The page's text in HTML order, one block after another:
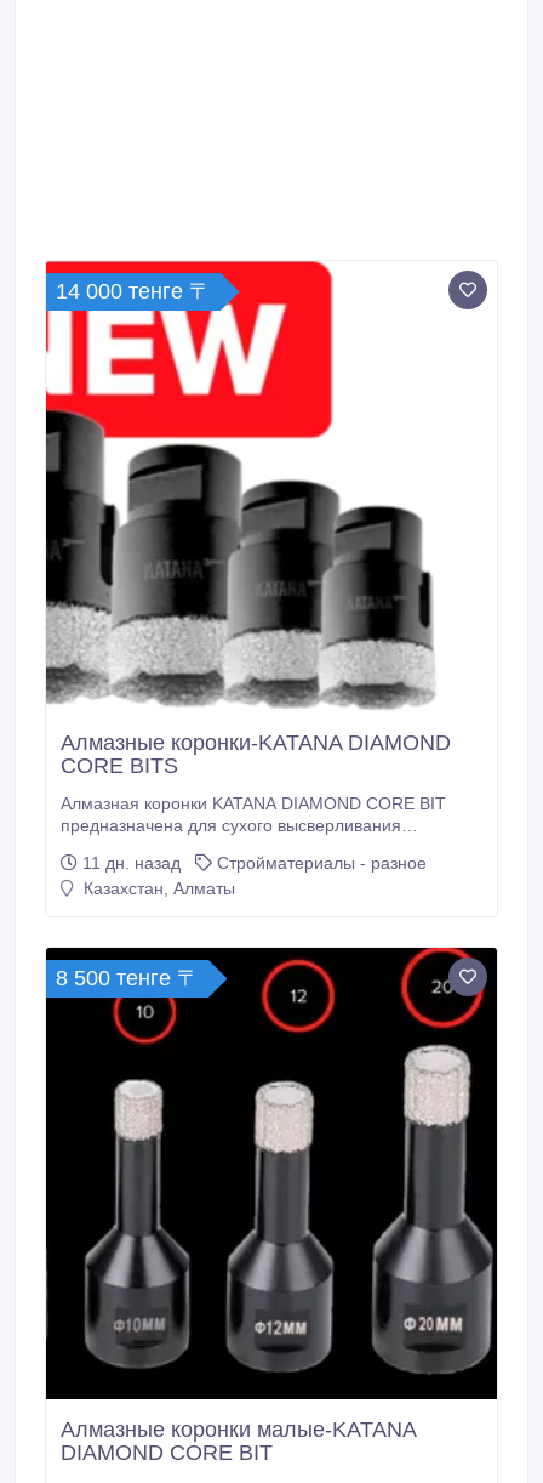
14 000 тенге 〒
Алмазные коронки-KATANA DIAMOND
CORE BITS
Алмазная коронки KATANA DIAMOND CORE BIT
предназначена для сухого высверливания
УШМ. Особенности: Технология вакуумной пайки.
Фланец M14. Диаметр:68, 55, 40, 38, 25 мм.
11 дн. назад
Стройматериалы - разное
Казахстан, Алматы
8 500 тенге 〒
Алмазные коронки малые-KATANA
DIAMOND CORE BIT